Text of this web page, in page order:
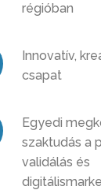
régióban
Innovatív,
csapat
Egyedi
szaktudás a
validálás és